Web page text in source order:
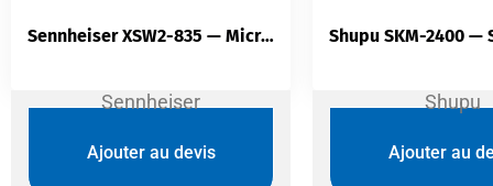
Sennheiser
Sennheiser XSW2-835 — Micro Sans Fil Main | Capsule e835 | UHF Diversité Réelle | 12 Canaux
Ajouter au devis
Shupu
Ajouter au